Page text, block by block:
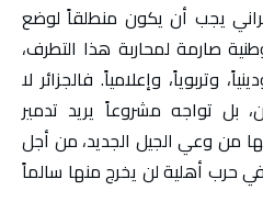
يجب أن يكون منطلقاً لوضع
صارمة لمحاربة هذا التطرف،
وتربوياً، وإعلامياً. فالجزائر لا
بل تواجه مشروعاً يريد تدمير
من وعي الجيل الجديد، من أجل
حرب أهلية لن يخرج منها سالماً